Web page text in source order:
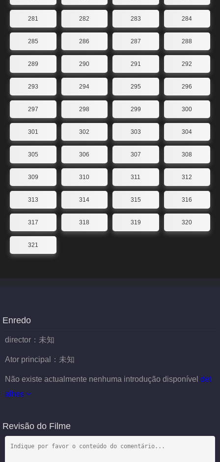
281 282 283 284
285 286 287 288
289 290 291 292
293 294 295 296
297 298 299 300
301 302 303 304
305 306 307 308
309 310 311 312
313 314 315 316
317 318 319 320
321
Enredo
director： 未知
Ator principal： 未知
Não existe actualmente nenhuma introdução disponível det
alhes
Revisão do Filme